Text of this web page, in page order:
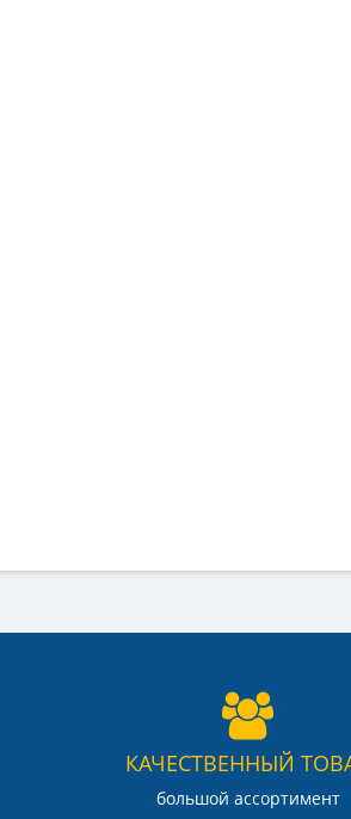
КАЧЕСТВЕННЫЙ
большой ассортимент